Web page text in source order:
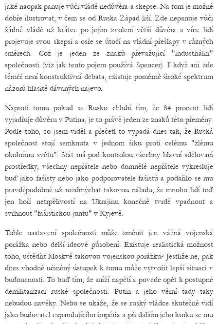
jaké naopak panuje vůči vládě nedůvěra a skepse. Na tom je možné
dobře ilustrovat, v čem se od Ruska Západ liší. Zde nepanuje vůči
žádné vládě už krátce po jejím zvolení větší důvěra a více lidí
projevuje svou skepsi a osře se útočí na vládní přešlapy v různých
směrech. Což je jeden ze znaků převažující "industriální"
společnosti (viz jak tento pojem používá Spencer). I když ani zde
téměř není konstruktivní debata, existuje poměrně široké spektrum
názorů hlasitě dávaných najevo.
Naproti tomu pokud se Rusko chlubí tím, že 84 procent lidí
vyjadřuje důvěru v Putina, je to právě jeden ze znaků této přeměny.
Podle toho, co jsem viděl a přečetl to vypadá dnes tak, že Ruská
společnost stojí semknuta v jednom šiku proti celému "zlému
okolnímu světu". Stát má pod kontrolou všechny hlavní sdělovací
prostředky, všechny nepřátele nebo domnělé nepřátele vykresluje
buď jako fašisty nebo jako podporovatele fašistů a podařilo se mu
pravděpodobně už rozdmýchat takovou náladu, že mnoho lidí teď
jen hoří netrpělivostí na Ukrajinu konečně tvrdě vpadnout a
svrhnout "fašistickou juntu" v Kyjevě.
Tohle nastavení společnosti může změnit jen vážná vojenská
porážka nebo delší ideové působení. Existuje realistická možnost
toho, uštědřit Moskvě takovou vojenskou porážku? Jestliže ne, pak
dnes vhodně učiněný ústupek k tomu může vytvořit lepší situaci v
budoucnosti. To buď tím, že sníží napětí a povede opět k postupné
demilitarizaci ruské společnosti. Putin a jeho věrní tady taky
nebudou navěky. Nebo se ukáže, že se ruský vládce skutečně vidí
jako budovatel expandujícího impéria a při dalším jeho kroku se mu